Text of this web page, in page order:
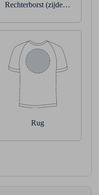
Rechterborst (zijde
Rug